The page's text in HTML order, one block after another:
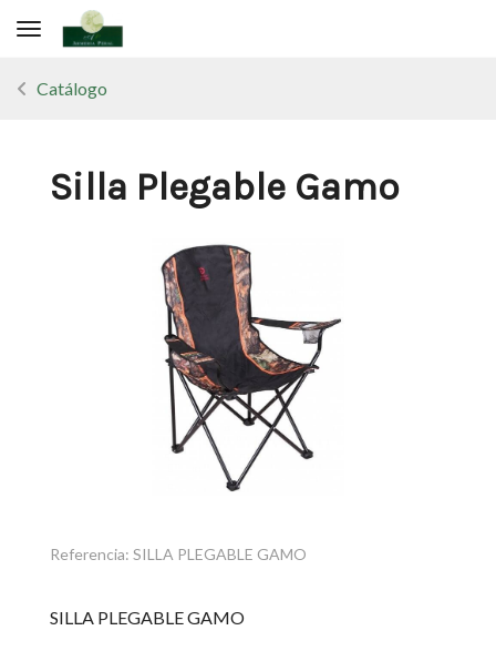
Toggle navigation
Catálogo
Silla Plegable Gamo
Referencia: SILLA PLEGABLE GAMO
SILLA PLEGABLE GAMO